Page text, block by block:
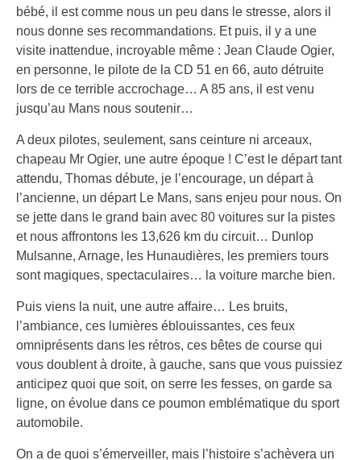
bébé, il est comme nous un peu dans le stresse, alors il
nous donne ses recommandations. Et puis, il y a une
visite inattendue, incroyable même : Jean Claude Ogier,
en personne, le pilote de la CD 51 en 66, auto détruite
lors de ce terrible accrochage… A 85 ans, il est venu
jusqu’au Mans nous soutenir…
A deux pilotes, seulement, sans ceinture ni arceaux,
chapeau Mr Ogier, une autre époque ! C’est le départ tant
attendu, Thomas débute, je l’encourage, un départ à
l’ancienne, un départ Le Mans, sans enjeu pour nous. On
se jette dans le grand bain avec 80 voitures sur la pistes
et nous affrontons les 13,626 km du circuit… Dunlop
Mulsanne, Arnage, les Hunaudières, les premiers tours
sont magiques, spectaculaires… la voiture marche bien.
Puis viens la nuit, une autre affaire… Les bruits,
l’ambiance, ces lumières éblouissantes, ces feux
omniprésents dans les rétros, ces bêtes de course qui
vous doublent à droite, à gauche, sans que vous puissiez
anticipez quoi que soit, on serre les fesses, on garde sa
ligne, on évolue dans ce poumon emblématique du sport
automobile.
On a de quoi s’émerveiller, mais l’histoire s’achèvera un